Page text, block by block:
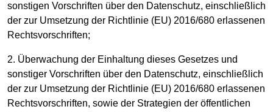
sonstigen Vorschriften über den Datenschutz, einschließlich
der zur Umsetzung der Richtlinie (EU) 2016/680 erlassenen
Rechtsvorschriften;
2. Überwachung der Einhaltung dieses Gesetzes und
sonstiger Vorschriften über den Datenschutz, einschließlich
der zur Umsetzung der Richtlinie (EU) 2016/680 erlassenen
Rechtsvorschriften, sowie der Strategien der öffentlichen